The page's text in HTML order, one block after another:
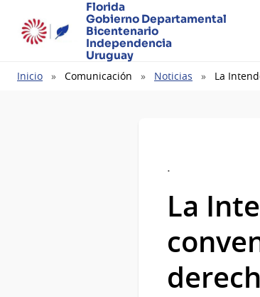
Florida
Gobierno Departamental
Bicentenario
Independencia
Uruguay
Ruta
Inicio Comunicación Noticias La
.
La